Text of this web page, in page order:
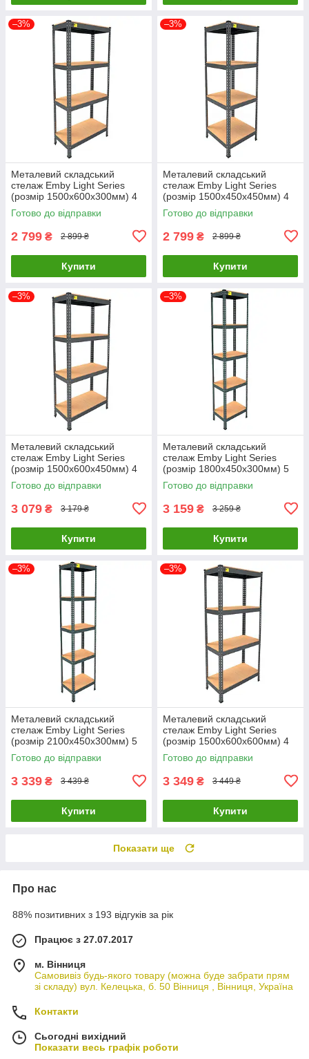
–3%
Металевий складський
стелаж Emby Light Series
(розмір 1500х600x300мм) 4
полиці ДСП до 100кг Чорний
Готово до відправки
2 799 ₴ 2 899 ₴
Купити
–3%
Металевий складський
стелаж Emby Light Series
(розмір 1500х450x450мм) 4
полиці ДСП до 100кг Чорний
Готово до відправки
2 799 ₴ 2 899 ₴
Купити
–3%
Металевий складський
стелаж Emby Light Series
(розмір 1500х600x450мм) 4
полиці ДСП до 100кг Чорний
Готово до відправки
3 079 ₴ 3 179 ₴
Купити
–3%
Металевий складський
стелаж Emby Light Series
(розмір 1800х450x300мм) 5
полиць ДСП до 100кг Чорний
Готово до відправки
3 159 ₴ 3 259 ₴
Купити
–3%
Металевий складський
стелаж Emby Light Series
(розмір 2100х450x300мм) 5
полиць ДСП до 100кг Чорний
Готово до відправки
3 339 ₴ 3 439 ₴
Купити
–3%
Металевий складський
стелаж Emby Light Series
(розмір 1500х600x600мм) 4
полиці ДСП до 100кг Чорний
Готово до відправки
3 349 ₴ 3 449 ₴
Купити
Показати ще
Про нас
88% позитивних з 193 відгуків за рік
Працює з 27.07.2017
м. Вінниця
Самовивіз будь-якого товару (можна буде забрати прям
зі складу) вул. Келецька, б. 50 Вінниця , Вінниця, Україна
Контакти
Сьогодні вихідний
Показати весь графік роботи